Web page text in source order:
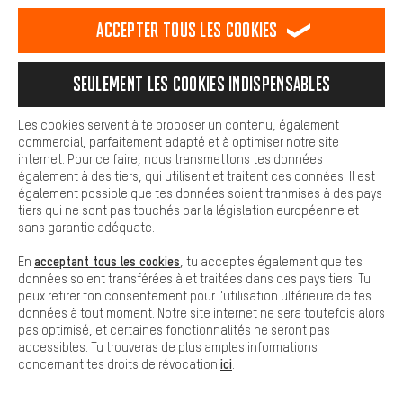
Herbert,General Operations & Services
te rembourserons le prix d’achat dans un
délai de 10 jours.
Accès au formulaire
Plus d'informations
EXPÉDITION
STATUT DE MON COLIS
RÉVOCATION
Nous pouvons ainsi mettre à ta disposition d'autres contenus et
informations utiles. De plus, tu as la possibilité d'utiliser des
facilement les bons produits. Par exemple, nous proposons une
facilement aux questions.
Cookies de base
Les cookies de base garantissent que tu puisses utiliser les
fonctions de notre site web.
Accepter tous les cookies
Seulement les cookies indispensables
Les cookies servent à te proposer un contenu, également
commercial, parfaitement adapté et à optimiser notre site
internet. Pour ce faire, nous transmettons tes données
également à des tiers, qui utilisent et traitent ces données. Il est
également possible que tes données soient tranmises à des pays
tiers qui ne sont pas touchés par la législation européenne et
sans garantie adéquate.
En acceptant tous les cookies , tu acceptes également que tes
données soient transférées à et traitées dans des pays tiers. Tu
peux retirer ton consentement pour l'utilisation ultérieure de tes
données à tout moment. Notre site internet ne sera toutefois alors
pas optimisé, et certaines fonctionnalités ne seront pas
accessibles. Tu trouveras de plus amples informations
concernant tes droits de révocation ici